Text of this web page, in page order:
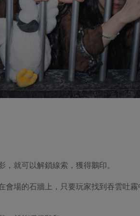
，就可以解鎖線索，獲得鵝印。
會場的石牆上，只要玩家找到吞雲吐